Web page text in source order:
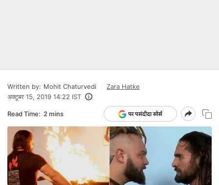
Written by: Mohit Chaturvedi
Zara Hatke
अक्टूबर 15, 2019 14:22 IST
Read Time: 2 mins